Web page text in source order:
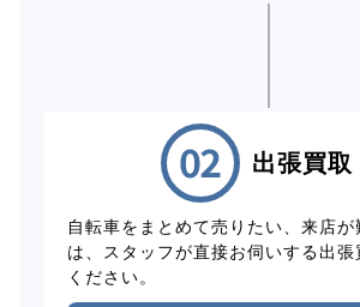
出張買取
自転車をまとめて売りたい、来店が
は、スタッフが直接お伺いする出張
ください。